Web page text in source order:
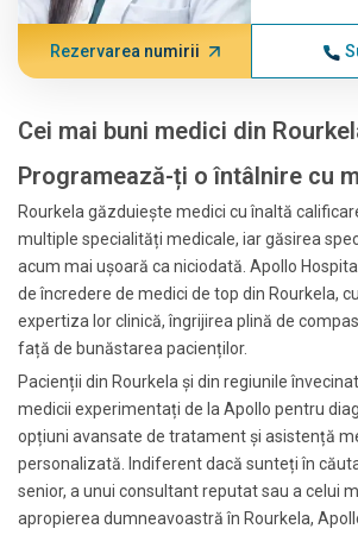
Rezervarea numirii
Cei mai buni medici din
Programează-ți o întâlnire cu
Rourkela găzduiește medici cu înaltă
multiple specialități medicale, iar găsirea
acum mai ușoară ca niciodată. Apollo
de încredere de medici de top din Rourkela,
expertiza lor clinică, îngrijirea plină de
față de bunăstarea pacienților.
Pacienții din Rourkela și din regiunile
medicii experimentați de la Apollo pentru
opțiuni avansate de tratament și asistență
personalizată. Indiferent dacă sunteți în
senior, a unui consultant reputat sau a celui
apropierea dumneavoastră în Rourkela,